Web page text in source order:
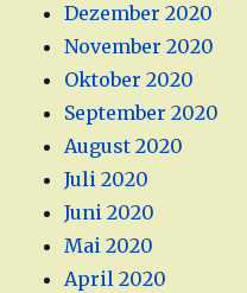
Dezember 2020
November 2020
Oktober 2020
September 2020
August 2020
Juli 2020
Juni 2020
Mai 2020
April 2020